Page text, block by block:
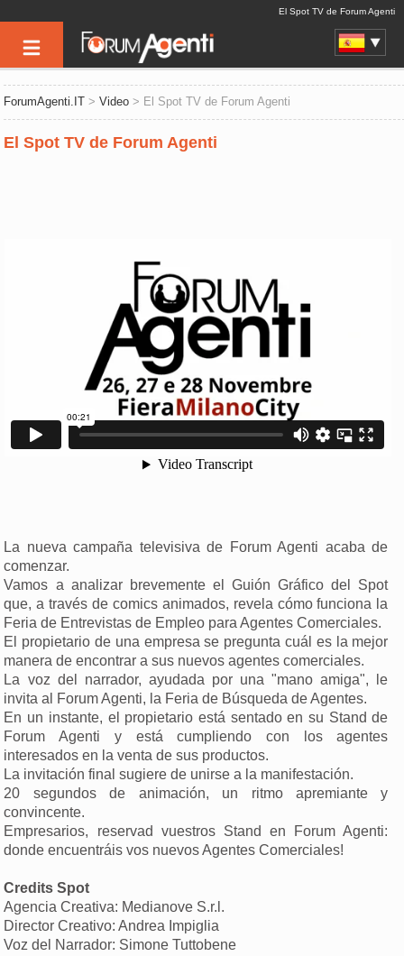
El Spot TV de Forum Agenti
ForumAgenti.IT >Video > El Spot TV de Forum Agenti
El Spot TV de Forum Agenti
La nueva campaña televisiva de Forum Agenti acaba de
comenzar.
Vamos a analizar brevemente el Guión Gráfico del Spot
que, a través de comics animados, revela cómo funciona la
Feria de Entrevistas de Empleo para Agentes Comerciales.
El propietario de una empresa se pregunta cuál es la mejor
manera de encontrar a sus nuevos agentes comerciales.
La voz del narrador, ayudada por una "mano amiga", le
invita al Forum Agenti, la Feria de Búsqueda de Agentes.
En un instante, el propietario está sentado en su Stand de
Forum Agenti y está cumpliendo con los agentes
interesados en la venta de sus productos.
La invitación final sugiere de unirse a la manifestación.
20 segundos de animación, un ritmo apremiante y
convincente.
Empresarios, reservad vuestros Stand en Forum Agenti:
donde encuentráis vos nuevos Agentes Comerciales!
Credits Spot
Agencia Creativa: Medianove S.r.l.
Director Creativo: Andrea Impiglia
Voz del Narrador: Simone Tuttobene